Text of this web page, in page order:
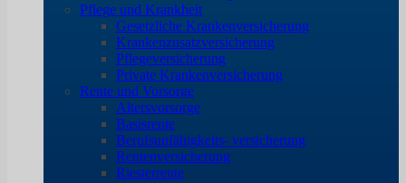
Pflege und Krankheit
Gesetzliche Krankenversicherung
Krankenzusatzversicherung
Pflegeversicherung
Private Krankenversicherung
Rente und Vorsorge
Altersvorsorge
Basisrente
Berufsunfähigkeits- versicherung
Rentenversicherung
Riesterrente